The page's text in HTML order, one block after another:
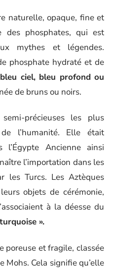
naturelle, opaque, fine et
phosphates, qui est
mythes et légendes.
phosphate hydraté et de
ciel, bleu profond ou
de bruns ou noirs.
précieuses les plus
l’humanité. Elle était
l’Égypte Ancienne ainsi
l’importation dans les
les Turcs. Les Aztèques
objets de cérémonie,
à la déesse du
».
poreuse et fragile, classée
Mohs. Cela signifie qu’elle